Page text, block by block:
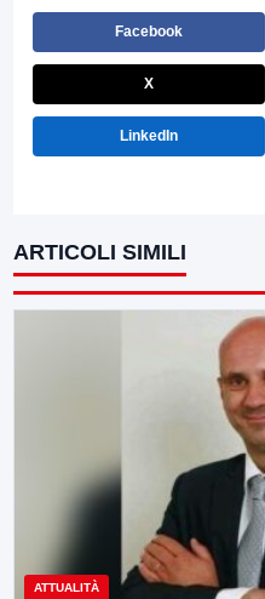
Facebook
X
LinkedIn
ARTICOLI SIMILI
ATTUALITÀ